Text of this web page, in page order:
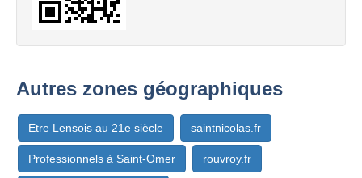
Autres zones géographiques
Etre Lensois au 21e siècle saintnicolas.fr
Professionnels à Saint-Omer rouvroy.fr